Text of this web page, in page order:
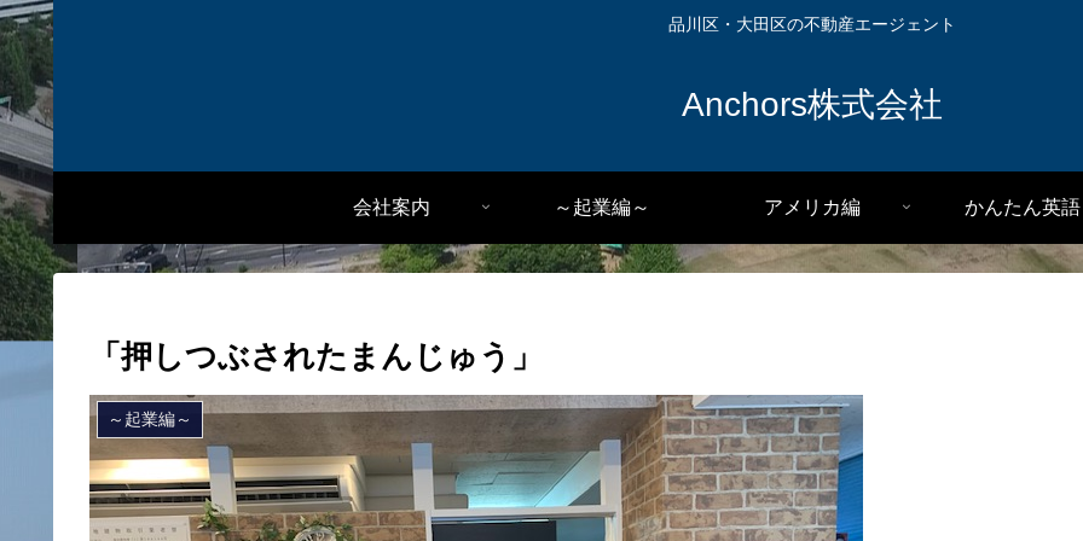
品川区・大田区の不動産エージェント
Anchors株式会社
会社案内 ～起業編～ アメリカ編 かんたん英語
「押しつぶされたまんじゅう」
～起業編～